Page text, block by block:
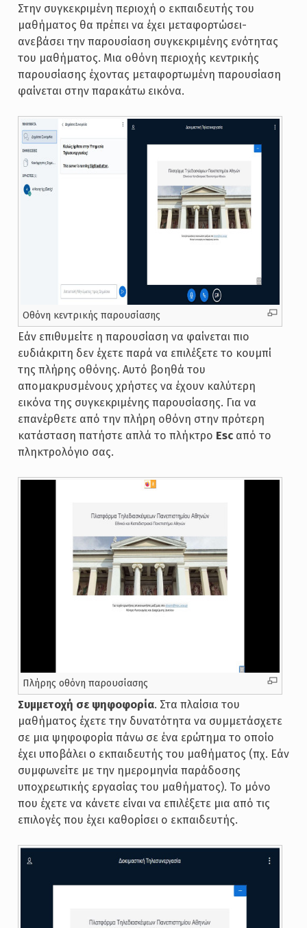
Στην συγκεκριμένη περιοχή ο εκπαιδευτής του
μαθήματος θα πρέπει να έχει μεταφορτώσει-
ανεβάσει την παρουσίαση συγκεκριμένης ενότητας
του μαθήματος. Μια οθόνη περιοχής κεντρικής
παρουσίασης έχοντας μεταφορτωμένη παρουσίαση
φαίνεται στην παρακάτω εικόνα.
Οθόνη κεντρικής παρουσίασης
Εάν επιθυμείτε η παρουσίαση να φαίνεται πιο
ευδιάκριτη δεν έχετε παρά να επιλέξετε το κουμπί
της πλήρης οθόνης. Αυτό βοηθά του
απομακρυσμένους χρήστες να έχουν καλύτερη
εικόνα της συγκεκριμένης παρουσίασης. Για να
επανέρθετε από την πλήρη οθόνη στην πρότερη
κατάσταση πατήστε απλά το πλήκτρο Escαπό το
πληκτρολόγιο σας.
Πλήρης οθόνη παρουσίασης
Συμμετοχή σε ψηφοφορία. Στα πλαίσια του
μαθήματος έχετε την δυνατότητα να συμμετάσχετε
σε μια ψηφοφορία πάνω σε ένα ερώτημα το οποίο
έχει υποβάλει ο εκπαιδευτής του μαθήματος (πχ. Εάν
συμφωνείτε με την ημερομηνία παράδοσης
υποχρεωτικής εργασίας του μαθήματος). Το μόνο
που έχετε να κάνετε είναι να επιλέξετε μια από τις
επιλογές που έχει καθορίσει ο εκπαιδευτής.